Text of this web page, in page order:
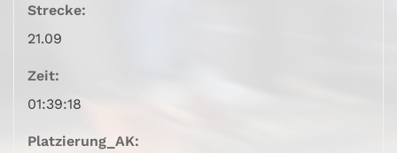
Strecke:
21.09
Zeit:
01:39:18
Platzierung_AK: